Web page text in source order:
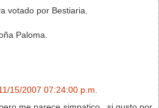
votado por Bestiaria.
Paloma.
15/2007 07:24:00 p.m.